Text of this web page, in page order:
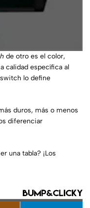
de otro es el color,
calidad específica al
lo define
duros, más o menos
diferenciar
una tabla? ¡Los